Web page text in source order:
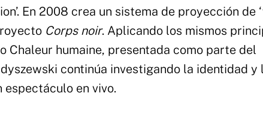
En 2008 crea un sistema de proyección de
Corps noir. Aplicando los mismos
humaine, presentada como parte del
continúa investigando la identidad y
en vivo.